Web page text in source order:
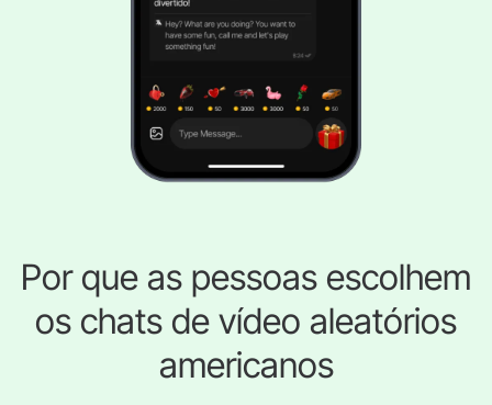
Por que as pessoas escolhem
os chats de vídeo aleatórios
americanos